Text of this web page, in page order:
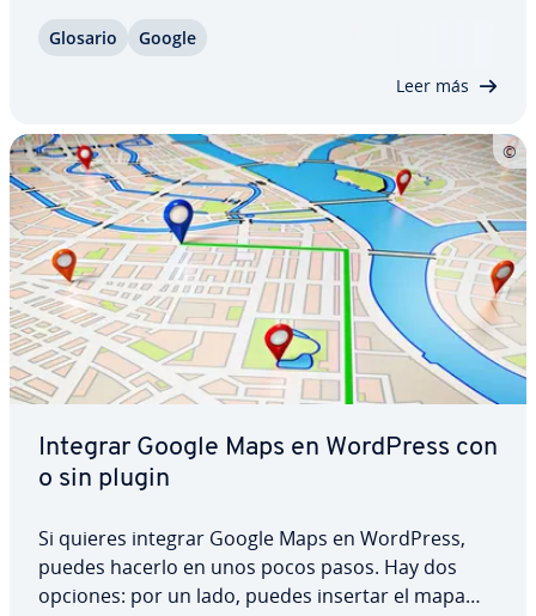
cierta co­m­ple­ji­dad tanto en el terreno laboral
Glosario Google
Leer más
Integrar Google Maps en WordPress con
o sin plugin
Si quieres integrar Google Maps en WordPress,
puedes hacerlo en unos pocos pasos. Hay dos
opciones: por un lado, puedes insertar el mapa